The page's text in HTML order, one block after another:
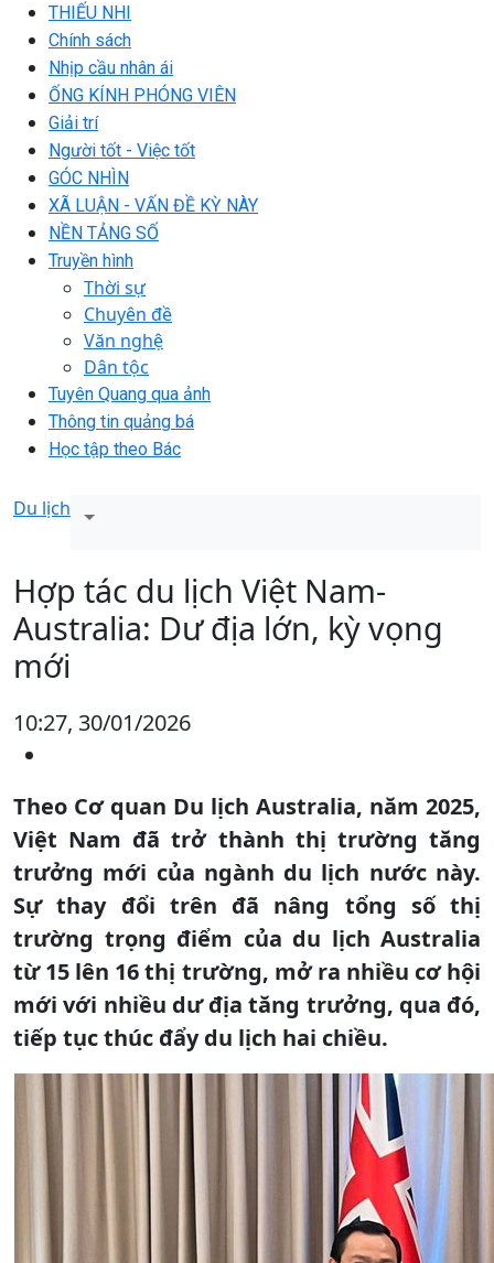
THIẾU NHI
Chính sách
Nhịp cầu nhân ái
ỐNG KÍNH PHÓNG VIÊN
Giải trí
Người tốt - Việc tốt
GÓC NHÌN
XÃ LUẬN - VẤN ĐỀ KỲ NÀY
NỀN TẢNG SỐ
Truyền hình
Thời sự
Chuyên đề
Văn nghệ
Dân tộc
Tuyên Quang qua ảnh
Thông tin quảng bá
Học tập theo Bác
Du lịch
Hợp tác du lịch Việt Nam-
Australia: Dư địa lớn, kỳ vọng
mới
10:27, 30/01/2026
Theo Cơ quan Du lịch Australia, năm 2025,
Việt Nam đã trở thành thị trường tăng
trưởng mới của ngành du lịch nước này.
Sự thay đổi trên đã nâng tổng số thị
trường trọng điểm của du lịch Australia
từ 15 lên 16 thị trường, mở ra nhiều cơ hội
mới với nhiều dư địa tăng trưởng, qua đó,
tiếp tục thúc đẩy du lịch hai chiều.